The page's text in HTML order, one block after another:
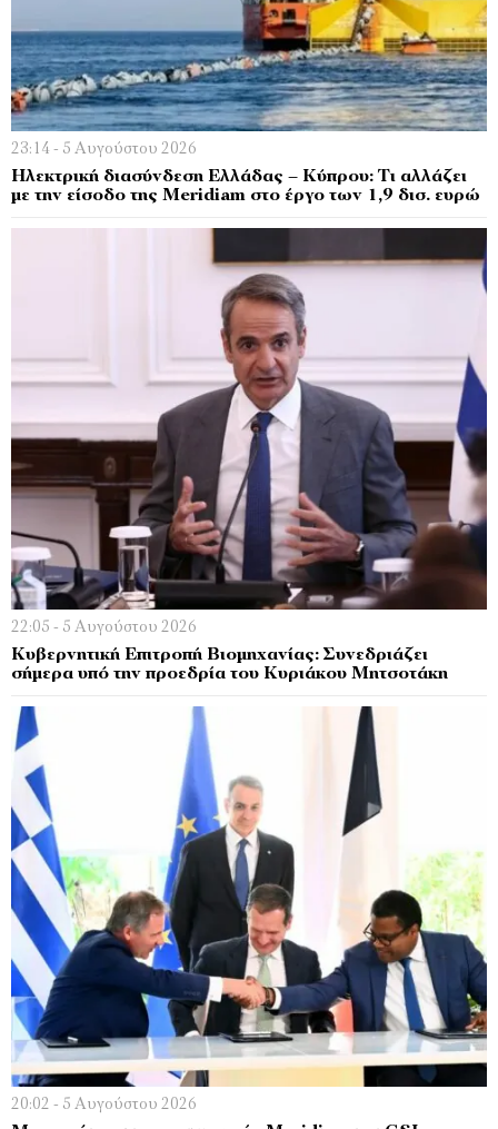
23:14 - 5 Αυγούστου 2026
Ηλεκτρική διασύνδεση Ελλάδας – Κύπρου: Τι αλλάζει
με την είσοδο της Meridiam στο έργο των 1,9 δισ. ευρώ
22:05 - 5 Αυγούστου 2026
Κυβερνητική Επιτροπή Βιομηχανίας: Συνεδριάζει
σήμερα υπό την προεδρία του Κυριάκου Μητσοτάκη
20:02 - 5 Αυγούστου 2026